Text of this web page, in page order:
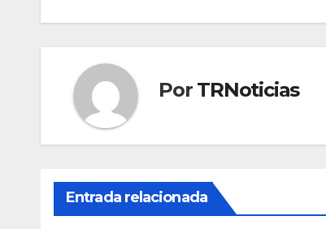
Por TRNoticias
Entrada relacionada